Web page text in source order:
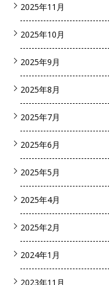
2025年11月
2025年10月
2025年9月
2025年8月
2025年7月
2025年6月
2025年5月
2025年4月
2025年2月
2024年1月
2023年11月